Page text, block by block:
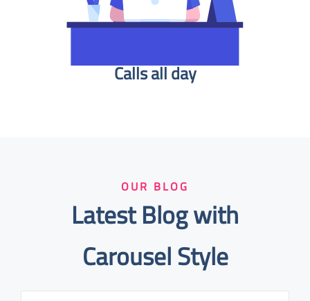
Calls all day
OUR BLOG
Latest Blog with
Carousel Style